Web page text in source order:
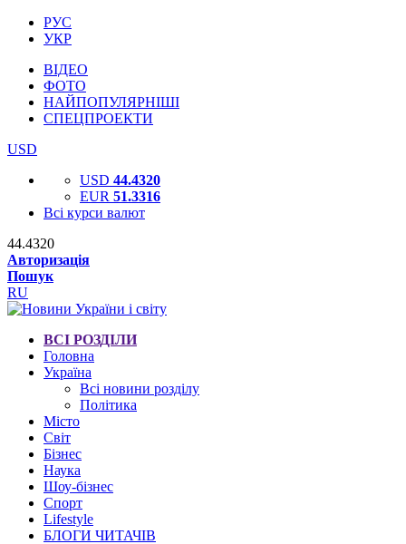
РУС
УКР
ВІДЕО
ФОТО
НАЙПОПУЛЯРНІШІ
СПЕЦПРОЕКТИ
USD
USD 44.4320
EUR 51.3316
Всі курси валют
44.4320
Авторизація
Пошук
RU
ВСІ РОЗДІЛИ
Головна
Україна
Всі новини розділу
Політика
Місто
Світ
Бізнес
Наука
Шоу-бізнес
Спорт
Lifestyle
БЛОГИ ЧИТАЧІВ